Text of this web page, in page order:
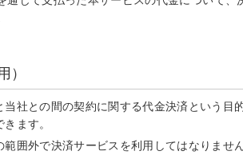
）
当社との間の契約に関する代金決済という
ます。
囲外で決済サービスを利用してはなりません